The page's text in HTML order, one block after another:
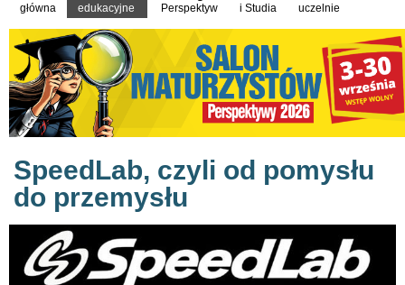
główna
edukacyjne
Perspektyw
i Studia
uczelnie
SpeedLab, czyli od pomysłu
do przemysłu